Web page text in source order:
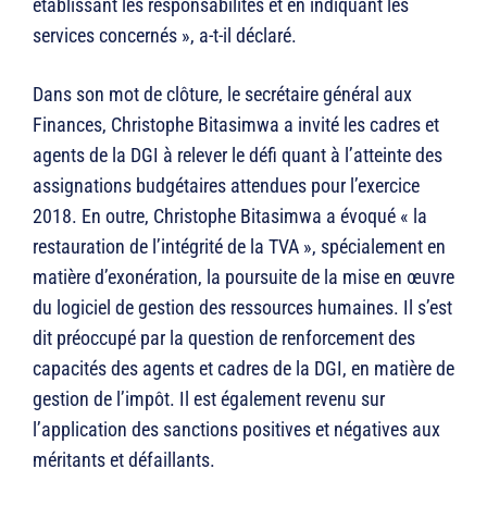
établissant les responsabilités et en indiquant les
services concernés », a-t-il déclaré.
Dans son mot de clôture, le secrétaire général aux
Finances, Christophe Bitasimwa a invité les cadres et
agents de la DGI à relever le défi quant à l’atteinte des
assignations budgétaires attendues pour l’exercice
2018. En outre, Christophe Bitasimwa a évoqué « la
restauration de l’intégrité de la TVA », spécialement en
matière d’exonération, la poursuite de la mise en œuvre
du logiciel de gestion des ressources humaines. Il s’est
dit préoccupé par la question de renforcement des
capacités des agents et cadres de la DGI, en matière de
gestion de l’impôt. Il est également revenu sur
l’application des sanctions positives et négatives aux
méritants et défaillants.